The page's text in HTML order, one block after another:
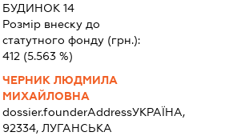
БУДИНОК 14
Розмір внеску до
статутного фонду (грн.):
412 (5.563 %)
ЧЕРНИК ЛЮДМИЛА
МИХАЙЛОВНА
dossier.founderAddressУКРАЇНА,
92334, ЛУГАНСЬКА